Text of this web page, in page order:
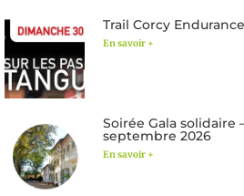
Trail Corcy
En savoir +
Soirée Gala solidaire
septembre 2026
En savoir +